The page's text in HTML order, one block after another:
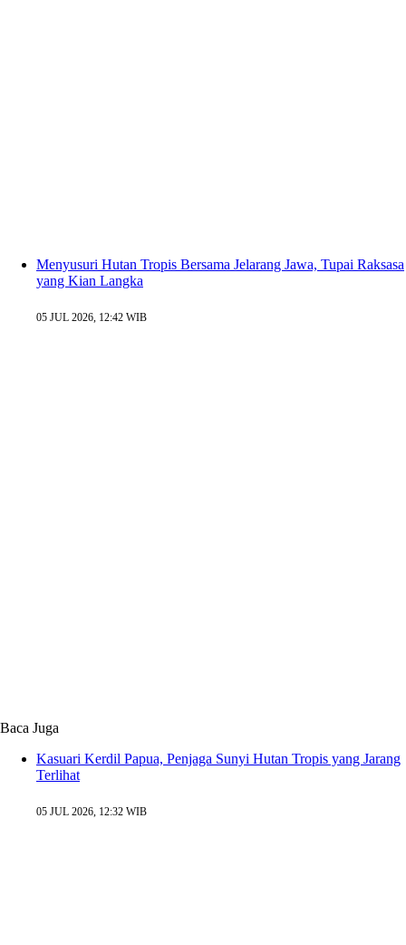
Menyusuri Hutan Tropis Bersama Jelarang Jawa, Tupai Raksasa
yang Kian Langka
05 JUL 2026, 12:42 WIB
Baca Juga
Kasuari Kerdil Papua, Penjaga Sunyi Hutan Tropis yang Jarang
Terlihat
05 JUL 2026, 12:32 WIB